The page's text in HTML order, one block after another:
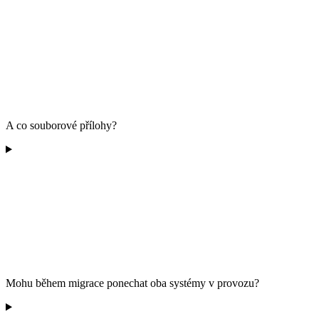
A co souborové přílohy?
Mohu během migrace ponechat oba systémy v provozu?